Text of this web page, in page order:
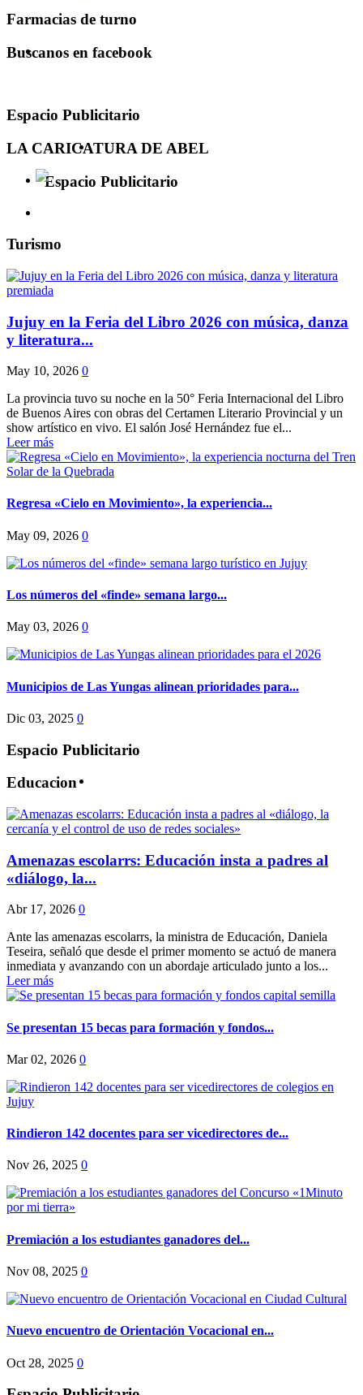
Farmacias de turno
Buscanos en facebook
Espacio Publicitario
LA CARICATURA DE ABEL
Espacio Publicitario
Turismo
Jujuy en la Feria del Libro 2026 con música, danza
y literatura...
May 10, 2026 0
La provincia tuvo su noche en la 50° Feria Internacional del Libro
de Buenos Aires con obras del Certamen Literario Provincial y un
show artístico en vivo. El salón José Hernández fue el...
Leer más
Regresa «Cielo en Movimiento», la experiencia...
May 09, 2026 0
Los números del «finde» semana largo...
May 03, 2026 0
Municipios de Las Yungas alinean prioridades para...
Dic 03, 2025 0
Espacio Publicitario
Educacion
Amenazas escolarrs: Educación insta a padres al
«diálogo, la...
Abr 17, 2026 0
Ante las amenazas escolarrs, la ministra de Educación, Daniela
Teseira, señaló que desde el primer momento se actuó de manera
inmediata y avanzando con un abordaje articulado junto a los...
Leer más
Se presentan 15 becas para formación y fondos...
Mar 02, 2026 0
Rindieron 142 docentes para ser vicedirectores de...
Nov 26, 2025 0
Premiación a los estudiantes ganadores del...
Nov 08, 2025 0
Nuevo encuentro de Orientación Vocacional en...
Oct 28, 2025 0